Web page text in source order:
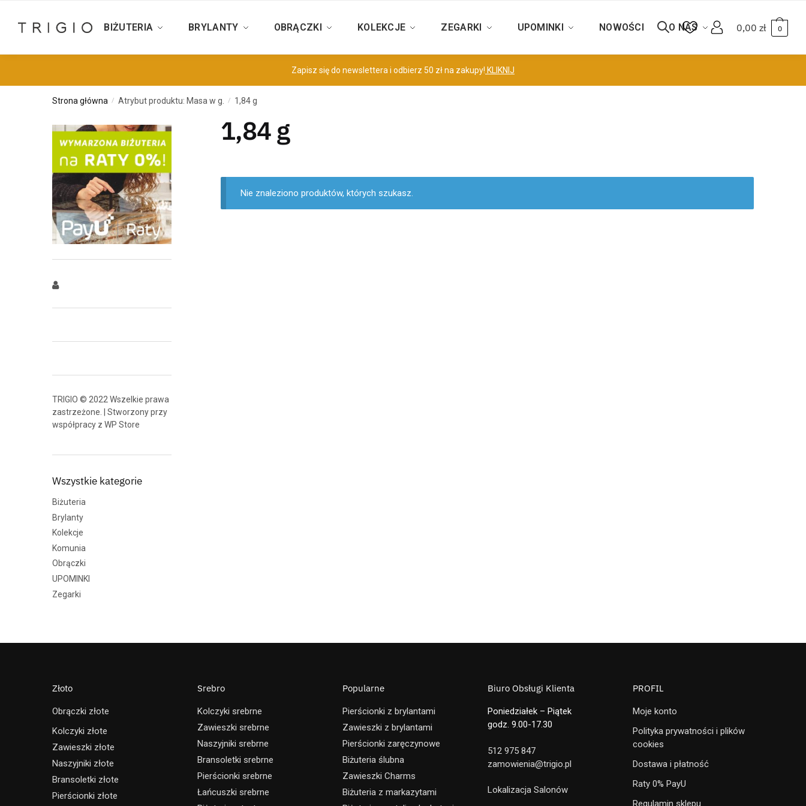
BIŻUTERIA BRYLANTY OBRĄCZKI KOLEKCJE ZEGARKI UPOMINKI NOWOŚCI O NAS 0,00 zł 0
Zapisz się do newslettera i odbierz 50 zł na zakupy! KLIKNIJ
Strona główna / Atrybut produktu: Masa w g. / 1,84 g
1,84 g
Nie znaleziono produktów, których szukasz.
TRIGIO © 2022 Wszelkie prawa
zastrzeżone. | Stworzony przy
współpracy z WP Store
Wszystkie kategorie
Biżuteria
Brylanty
Kolekcje
Komunia
Obrączki
UPOMINKI
Zegarki
Złoto
Obrączki złote
Kolczyki złote
Zawieszki złote
Naszyjniki złote
Bransoletki złote
Pierścionki złote
Srebro
Kolczyki srebrne
Zawieszki srebrne
Naszyjniki srebrne
Bransoletki srebrne
Pierścionki srebrne
Łańcuszki srebrne
Popularne
Pierścionki z brylantami
Zawieszki z brylantami
Pierścionki zaręczynowe
Biżuteria ślubna
Zawieszki Charms
Biżuteria z markazytami
Biuro Obsługi Klienta
Poniedziałek – Piątek
godz. 9.00-17.30
512 975 847
zamowienia@trigio.pl
Lokalizacja Salonów
PROFIL
Moje konto
Polityka prywatności i plików
cookies
Dostawa i płatność
Raty 0% PayU
Regulamin sklepu